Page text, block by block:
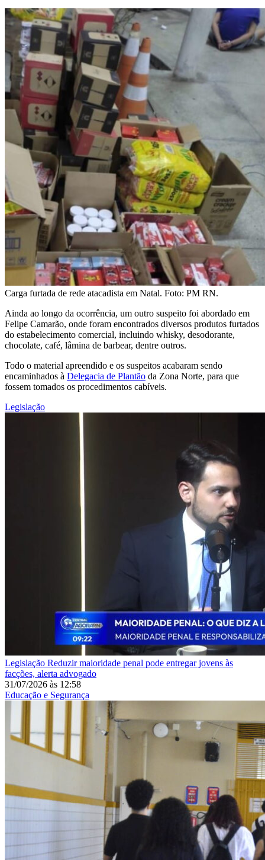
Carga furtada de rede atacadista em Natal. Foto: PM RN.
Ainda ao longo da ocorrência, um outro suspeito foi abordado em
Felipe Camarão, onde foram encontrados diversos produtos furtados
do estabelecimento comercial, incluindo whisky, desodorante,
chocolate, café, lâmina de barbear, dentre outros.
Todo o material apreendido e os suspeitos acabaram sendo
encaminhados à Delegacia de Plantão da Zona Norte, para que
fossem tomados os procedimentos cabíveis.
Legislação
Legislação Reduzir maioridade penal pode entregar jovens às
facções, alerta advogado
31/07/2026 às 12:58
Educação e Segurança